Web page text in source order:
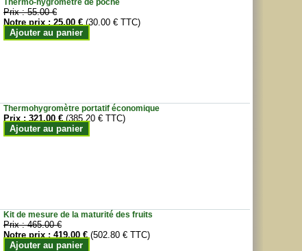
Thermo-hygromètre de poche
Prix :55.00 €
Notre prix :25.00 € (30.00 € TTC)
Ajouter au panier
Thermohygromètre portatif économique
Prix :321.00 € (385.20 € TTC)
Ajouter au panier
Kit de mesure de la maturité des fruits
Prix :465.00 €
Notre prix :419.00 € (502.80 € TTC)
Ajouter au panier